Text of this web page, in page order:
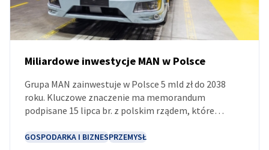
AKTUALNOŚCI
Miliardowe inwestycje MAN w Polsce
Grupa MAN zainwestuje w Polsce 5 mld zł do 2038
roku. Kluczowe znaczenie ma memorandum
podpisane 15 lipca br. z polskim rządem, które
projektów i rozbudowie istniejących zakładów.
GOSPODARKA I BIZNESPRZEMYSŁ